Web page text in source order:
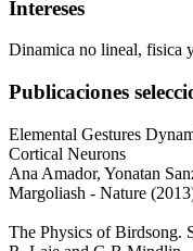
Intereses
Dinamica no lineal, fisica
Publicaciones
Elemental Gestures
Cortical Neurons
Ana Amador, Yonatan
Margoliash - Nature
The Physics of Birdsong.